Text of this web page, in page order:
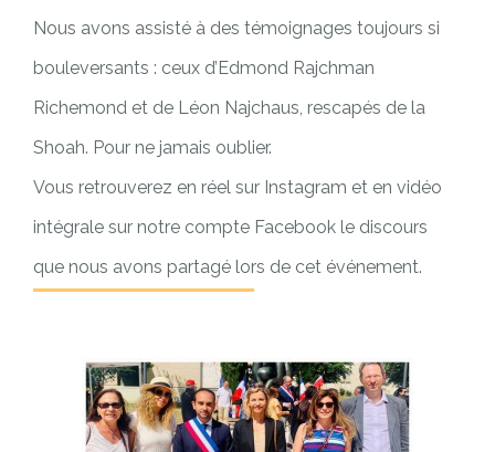
Nous avons assisté à des témoignages toujours si
bouleversants : ceux d’Edmond Rajchman
Richemond et de Léon Najchaus, rescapés de la
Shoah. Pour ne jamais oublier.
Vous retrouverez en réel sur Instagram et en vidéo
intégrale sur notre compte Facebook le discours
que nous avons partagé lors de cet événement.